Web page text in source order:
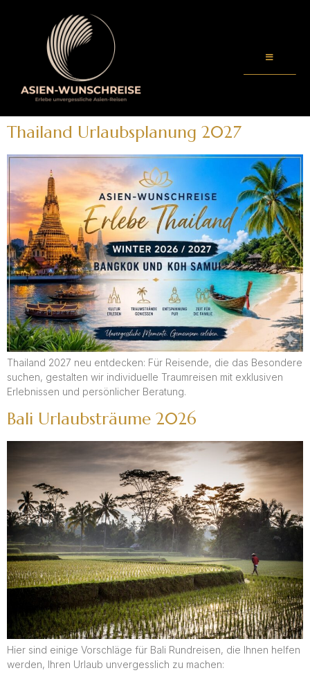
Thailand Urlaubsplanung 2027
Thailand 2027 neu entdecken: Für Reisende, die das Besondere
suchen, gestalten wir individuelle Traumreisen mit exklusiven
Erlebnissen und persönlicher Beratung.
Bali Urlaubsträume 2026
Hier sind einige Vorschläge für Bali Rundreisen, die Ihnen helfen
werden, Ihren Urlaub unvergesslich zu machen: